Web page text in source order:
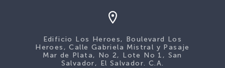
Edificio Los Heroes, Boulevard Los
Heroes, Calle Gabriela Mistral y Pasaje
Mar de Plata, No 2, Lote No 1, San
Salvador, El Salvador. C.A.